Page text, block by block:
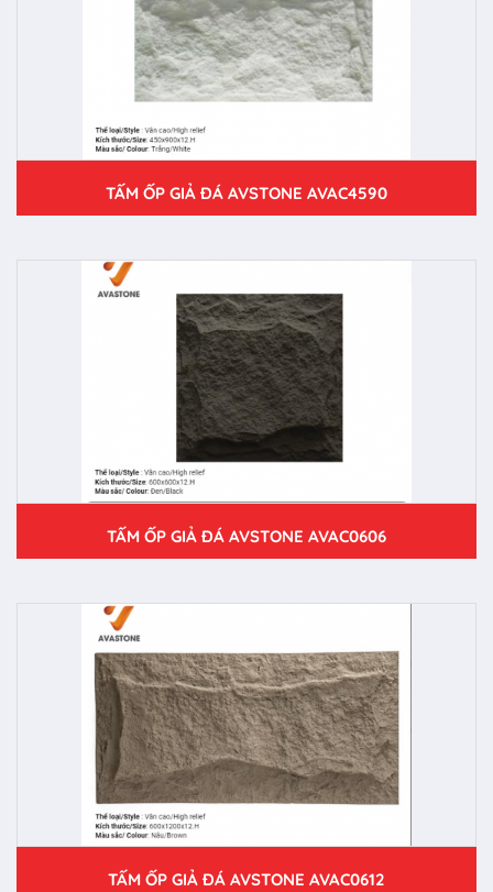
TẤM ỐP GIẢ ĐÁ AVSTONE AVAC4590
TẤM ỐP GIẢ ĐÁ AVSTONE AVAC0606
TẤM ỐP GIẢ ĐÁ AVSTONE AVAC0612